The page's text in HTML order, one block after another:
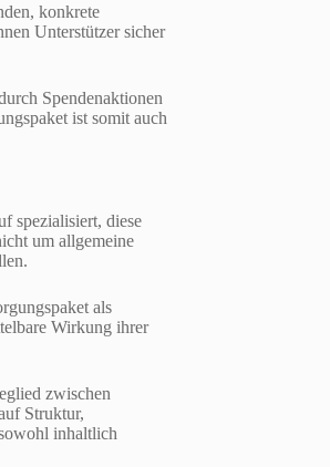
konkrete
Unterstützer sicher
Spendenaktionen
ist somit auch
spezialisiert, diese
um allgemeine
als
Wirkung ihrer
zwischen
Struktur,
inhaltlich